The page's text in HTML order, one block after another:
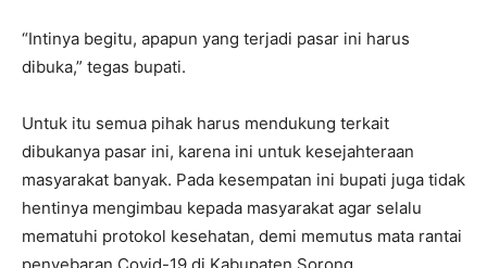
“Intinya begitu, apapun yang terjadi pasar ini harus
dibuka,” tegas bupati.
Untuk itu semua pihak harus mendukung terkait
dibukanya pasar ini, karena ini untuk kesejahteraan
masyarakat banyak. Pada kesempatan ini bupati juga tidak
hentinya mengimbau kepada masyarakat agar selalu
mematuhi protokol kesehatan, demi memutus mata rantai
penyebaran Covid-19 di Kabupaten Sorong.